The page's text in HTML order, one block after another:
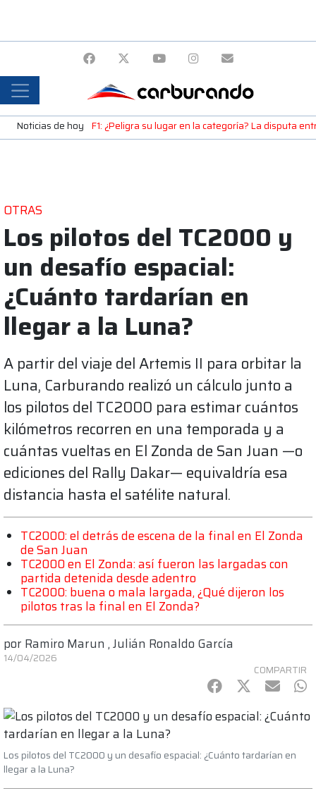
Noticias de hoy F1: ¿Peligra su lugar en la categoría? La disputa
OTRAS
Los pilotos del TC2000 y
un desafío espacial:
¿Cuánto tardarían en
llegar a la Luna?
A partir del viaje del Artemis II para orbitar la
Luna, Carburando realizó un cálculo junto a
los pilotos del TC2000 para estimar cuántos
kilómetros recorren en una temporada y a
cuántas vueltas en El Zonda de San Juan —o
ediciones del Rally Dakar— equivaldría esa
distancia hasta el satélite natural.
TC2000: el detrás de escena de la final en El Zonda
de San Juan
TC2000 en El Zonda: así fueron las largadas con
partida detenida desde adentro
TC2000: buena o mala largada, ¿Qué dijeron los
pilotos tras la final en El Zonda?
por Ramiro Marun ,Julián Ronaldo García
14/04/2026
COMPARTIR
Facebook
Twitter
mail
Los pilotos del TC2000 y un desafío espacial: ¿Cuánto tardarían en
llegar a la Luna?